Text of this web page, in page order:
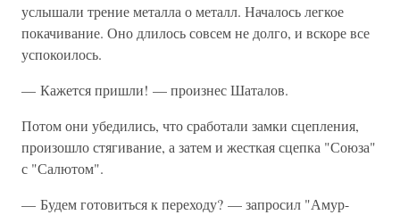
услышали трение металла о металл. Началось легкое
покачивание. Оно длилось совсем не долго, и вскоре все
успокоилось.
— Кажется пришли! — произнес Шаталов.
Потом они убедились, что сработали замки сцепления,
произошло стягивание, а затем и жесткая сцепка "Союза"
с "Салютом".
— Будем готовиться к переходу? — запросил "Амур-